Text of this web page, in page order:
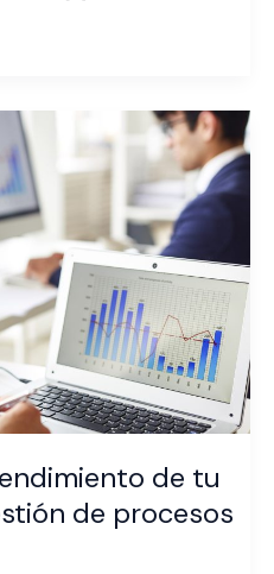
de tu
de procesos